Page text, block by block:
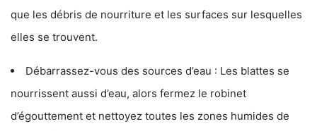
que les débris de nourriture et les surfaces sur lesquelles
elles se trouvent.
Débarrassez-vous des sources d’eau : Les blattes se
nourrissent aussi d’eau, alors fermez le robinet
d’égouttement et nettoyez toutes les zones humides de